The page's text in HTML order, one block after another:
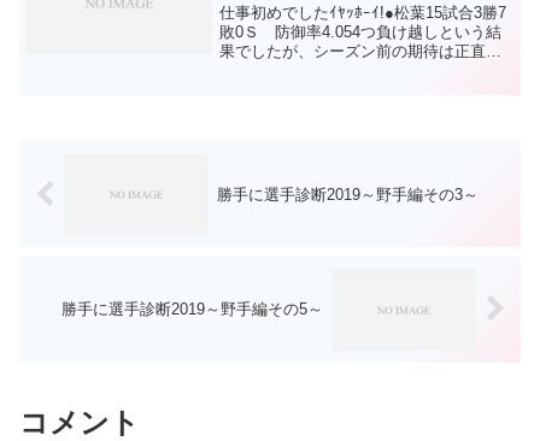
仕事初めでしたｲﾔｯﾎｰｲ!●松葉15試合3勝7
敗0Ｓ 防御率4.054つ負け越しという結
果でしたが、シーズン前の期待は正直ゼ
勝手に選手診断2019～野手編その3～
勝手に選手診断2019～野手編その5～
コメント